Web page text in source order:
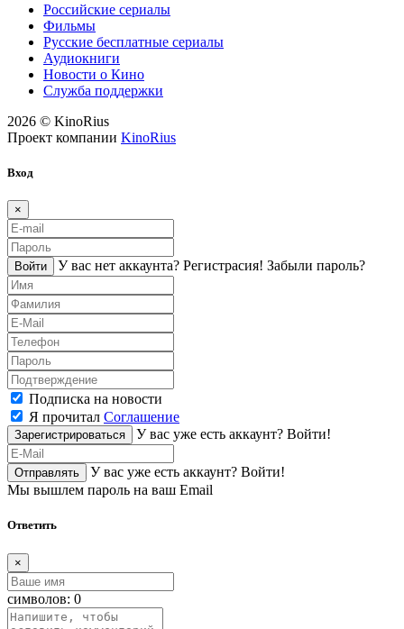
Российские сериалы
Фильмы
Русские бесплатные сериалы
Аудиокниги
Новости о Кино
Служба поддержки
2026 © KinoRius
Проект компании KinoRius
Вход
×
Войти У вас нет аккаунта? Регистраcия! Забыли пароль?
Подписка на новости
Я прочитал Соглашение
Зарегистрироваться У вас уже есть аккаунт? Войти!
Отправлять У вас уже есть аккаунт? Войти!
Мы вышлем пароль на ваш Email
Ответить
×
символов: 0